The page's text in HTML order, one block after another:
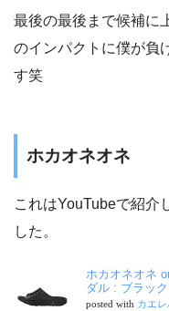
最後の最後まで候補に
のインパクトに僕が負
す笑
ホカオネオネ
これはYouTubeで紹介
した。
ホカオネオネ
ダル : ブラッ
posted with カエレ